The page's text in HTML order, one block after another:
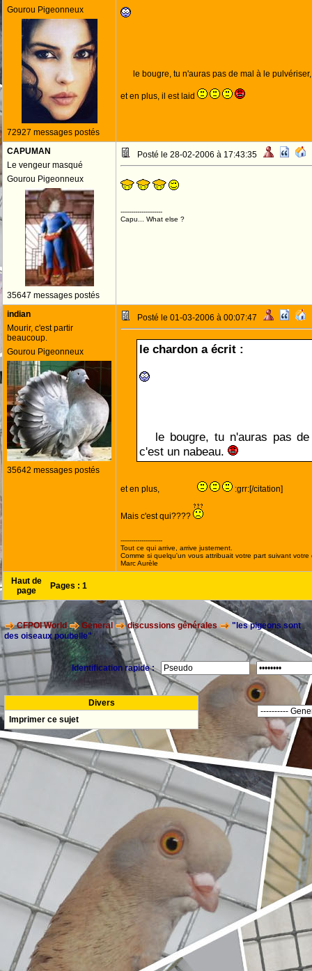
Gourou Pigeonneux
72927 messages postés
le bougre, tu n'auras pas de mal à le
et en plus, il est laid
CAPUMAN
Le vengeur masqué
Gourou Pigeonneux
35647 messages postés
Posté le 28-02-2006 à 17:43:35
--------------------
Capu... What else ?
indian
Mourir, c'est partir
beaucoup.
Gourou Pigeonneux
35642 messages postés
Posté le 01-03-2006 à 00:07:47
le chardon a écrit :
le bougre, tu n'auras pas
c'est un nabeau.
et en plus, :grr:[/citation]
Mais c'est qui????
--------------------
Tout ce qui arrive, arrive justement.
Comme si quelqu'un vous attribuait votre part suivant votre
Marc Aurèle
Haut de
page
Pages : 1
CFPOI World General discussions générales
"les pigeons sont
des oiseaux poubelle"
Identification rapide :
Divers
Imprimer ce sujet